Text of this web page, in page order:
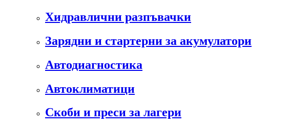
Хидравлични разпъвачки
Зарядни и стартерни за акумулатори
Автодиагностика
Автоклиматици
Скоби и преси за лагери